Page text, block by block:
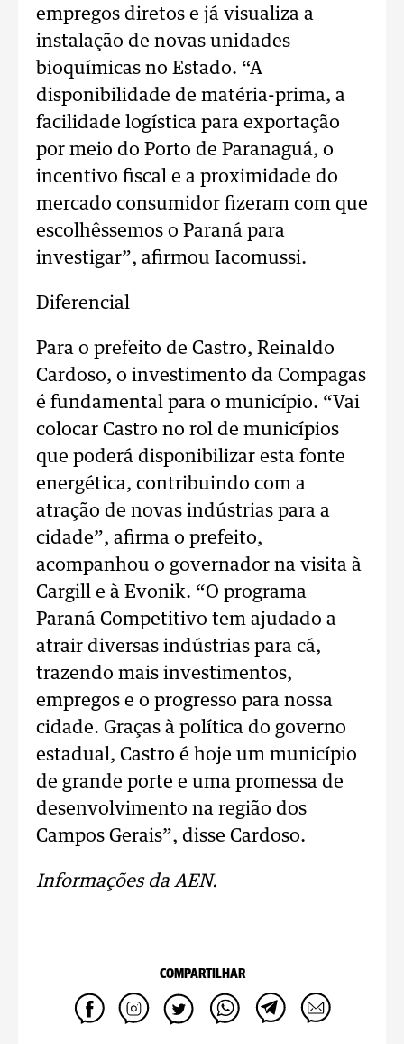
empregos diretos e já visualiza a
instalação de novas unidades
bioquímicas no Estado. “A
disponibilidade de matéria-prima, a
facilidade logística para exportação
por meio do Porto de Paranaguá, o
incentivo fiscal e a proximidade do
mercado consumidor fizeram com que
escolhêssemos o Paraná para
investigar”, afirmou Iacomussi.
Diferencial
Para o prefeito de Castro, Reinaldo
Cardoso, o investimento da Compagas
é fundamental para o município. “Vai
colocar Castro no rol de municípios
que poderá disponibilizar esta fonte
energética, contribuindo com a
atração de novas indústrias para a
cidade”, afirma o prefeito,
acompanhou o governador na visita à
Cargill e à Evonik. “O programa
Paraná Competitivo tem ajudado a
atrair diversas indústrias para cá,
trazendo mais investimentos,
empregos e o progresso para nossa
cidade. Graças à política do governo
estadual, Castro é hoje um município
de grande porte e uma promessa de
desenvolvimento na região dos
Campos Gerais”, disse Cardoso.
Informações da AEN.
COMPARTILHAR